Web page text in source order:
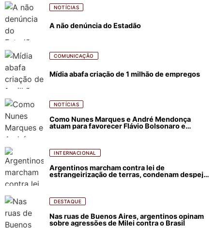
NOTÍCIAS
A não denúncia do Estadão
COMUNICAÇÃO
Mídia abafa criação de 1 milhão de empregos
NOTÍCIAS
Como Nunes Marques e André Mendonça
atuam para favorecer Flávio Bolsonaro e
INTERNACIONAL
Argentinos marcham contra lei de
estrangeirização de terras, condenam despejos
DESTAQUE
Nas ruas de Buenos Aires, argentinos opinam
sobre agressões de Milei contra o Brasil